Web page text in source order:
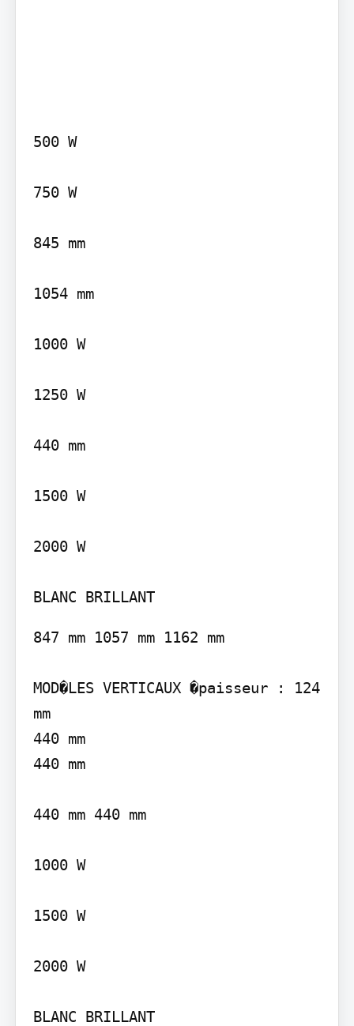
500 W
750 W
845 mm
1054 mm
1000 W
1250 W
440 mm
1500 W
2000 W
BLANC BRILLANT
847 mm 1057 mm 1162 mm
MOD�LES VERTICAUX �paisseur : 124
mm
440 mm
440 mm
440 mm 440 mm
1000 W
1500 W
2000 W
BLANC BRILLANT